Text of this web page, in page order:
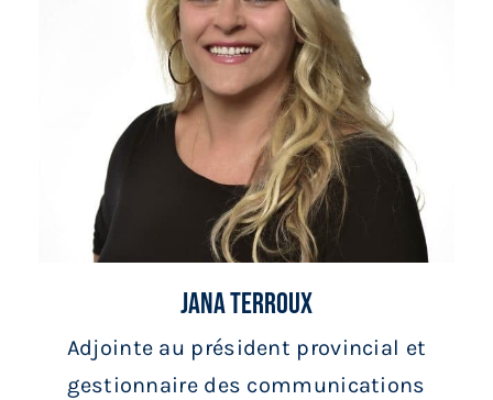
Jana Terroux
Adjointe au président provincial et
gestionnaire des communications